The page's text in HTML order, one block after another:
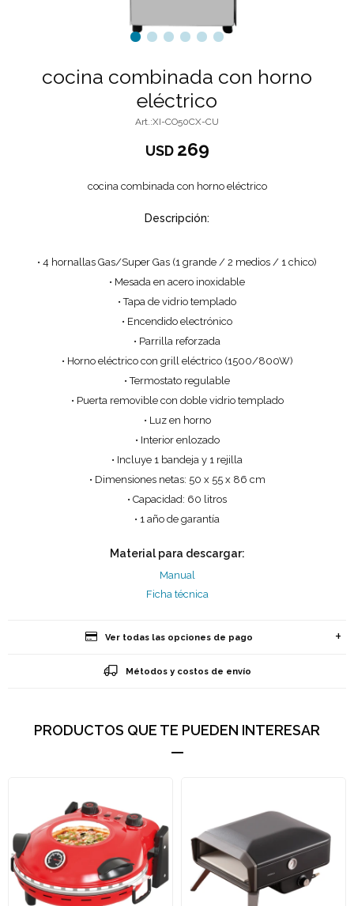
cocina combinada con horno
eléctrico
XI-CO50CX-CU
USD 269
cocina combinada con horno eléctrico
Descripción:
• 4 hornallas Gas/Super Gas (1 grande / 2 medios / 1 chico)
• Mesada en acero inoxidable
• Tapa de vidrio templado
• Encendido electrónico
• Parrilla reforzada
• Horno eléctrico con grill eléctrico (1500/800W)
• Termostato regulable
• Puerta removible con doble vidrio templado
• Luz en horno
• Interior enlozado
• Incluye 1 bandeja y 1 rejilla
• Dimensiones netas: 50 x 55 x 86 cm
• Capacidad: 60 litros
• 1 año de garantía
Material para descargar:
Manual
Ficha técnica
Ver todas las opciones de pago
Métodos y costos de envío
PRODUCTOS QUE TE PUEDEN INTERESAR